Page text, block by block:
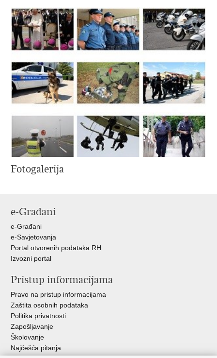
Fotogalerija
e-Građani
e-Građani
e-Savjetovanja
Portal otvorenih podataka RH
Izvozni portal
Pristup informacijama
Pravo na pristup informacijama
Zaštita osobnih podataka
Politika privatnosti
Zapošljavanje
Školovanje
Najčešća pitanja